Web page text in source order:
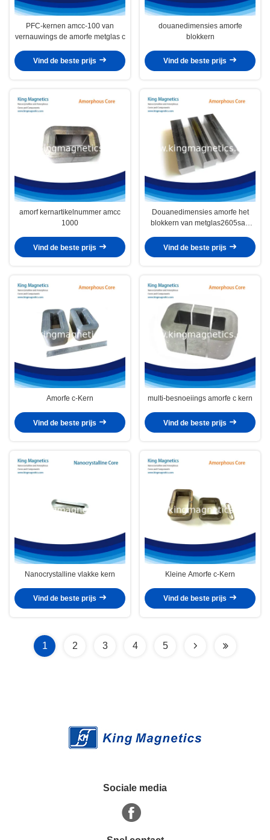
PFC-kernen amcc-100 van
vernauwings de amorfe metglas c
Vind de beste prijs
douanedimensies amorfe
blokkern
Vind de beste prijs
amorf kernartikelnummer amcc
1000
Vind de beste prijs
Douanedimensies amorfe het
blokkern van metglas2605sa1
Vind de beste prijs
Amorfe c-Kern
Vind de beste prijs
multi-besnoeiings amorfe c kern
Vind de beste prijs
Nanocrystalline vlakke kern
Vind de beste prijs
Kleine Amorfe c-Kern
Vind de beste prijs
1 2 3 4 5
Sociale media